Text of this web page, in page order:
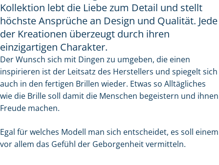
Kollektion lebt die Liebe zum Detail und stellt
höchste Ansprüche an Design und Qualität. Jede
der Kreationen überzeugt durch ihren
einzigartigen Charakter.
Der Wunsch sich mit Dingen zu umgeben, die einen
inspirieren ist der Leitsatz des Herstellers und spiegelt sich
auch in den fertigen Brillen wieder. Etwas so Alltägliches
wie die Brille soll damit die Menschen begeistern und ihnen
Freude machen.
Egal für welches Modell man sich entscheidet, es soll einem
vor allem das Gefühl der Geborgenheit vermitteln.